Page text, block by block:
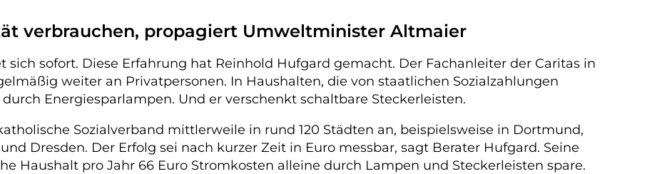
verbrauchen, propagiert Umweltminister Altmaier
sofort. Diese Erfahrung hat Reinhold Hufgard gemacht. Der Fachanleiter der Caritas in
weiter an Privatpersonen. In Haushalten, die von staatlichen Sozialzahlungen
Energiesparlampen. Und er verschenkt schaltbare Steckerleisten.
Sozialverband mittlerweile in rund 120 Städten an, beispielsweise in Dortmund,
Dresden. Der Erfolg sei nach kurzer Zeit in Euro messbar, sagt Berater Hufgard. Seine
Haushalt pro Jahr 66 Euro Stromkosten alleine durch Lampen und Steckerleisten spare.